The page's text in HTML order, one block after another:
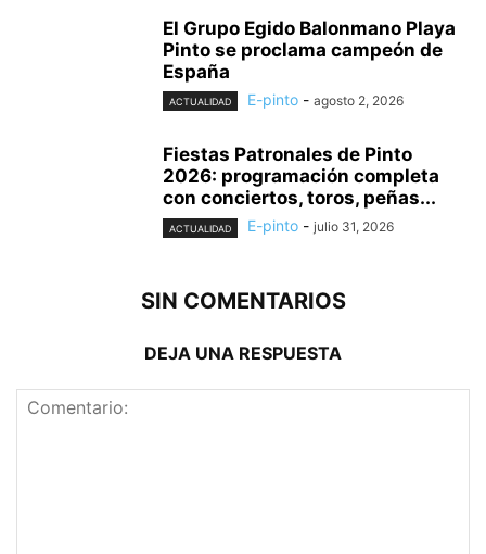
El Grupo Egido Balonmano Playa
Pinto se proclama campeón de
España
ACTUALIDAD E-pinto - agosto 2, 2026
Fiestas Patronales de Pinto
2026: programación completa
con conciertos, toros, peñas...
ACTUALIDAD E-pinto - julio 31, 2026
SIN COMENTARIOS
DEJA UNA RESPUESTA